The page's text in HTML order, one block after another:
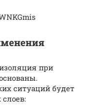
при
ситуаций будет